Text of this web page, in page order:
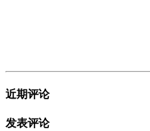
近期评论
发表评论